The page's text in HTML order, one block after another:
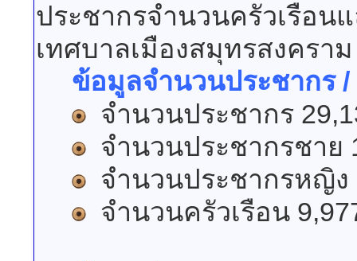
ประชากรจำนวนครัวเรือน
เทศบาลเมืองสมุทรสงครา
ข้อมูลจำนวนประชากร
จำนวนประชากร
จำนวนประชากรชาย
จำนวนประชากรหญิง
จำนวนครัวเรือน